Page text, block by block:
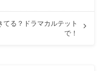
る？ドラマカルテット
で！